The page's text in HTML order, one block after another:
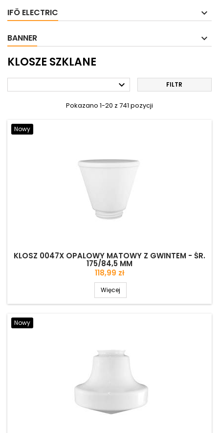
IFÖ ELECTRIC
BANNER
KLOSZE SZKLANE
 FILTR
Pokazano 1-20 z 741 pozycji
Nowy
KLOSZ 0047X OPALOWY MATOWY Z GWINTEM - ŚR.
175/84,5 MM
Cena
118,99 zł
Więcej
Nowy